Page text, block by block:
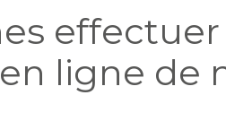
ligne de